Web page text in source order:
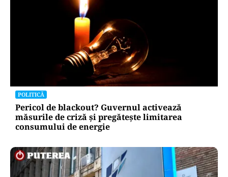
POLITICĂ
Pericol de blackout? Guvernul activează
măsurile de criză și pregătește limitarea
consumului de energie